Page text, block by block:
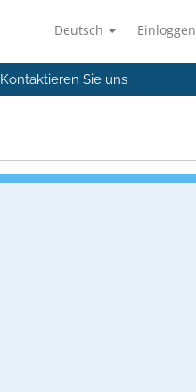
Deutsch Einloggen
Kontaktieren Sie uns